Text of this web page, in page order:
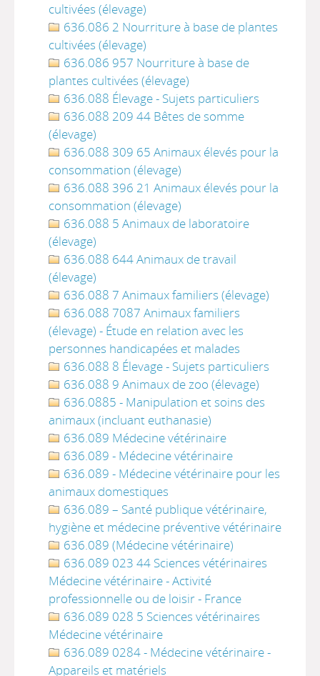
cultivées (élevage)
636.086 2 Nourriture à base de plantes
cultivées (élevage)
636.086 957 Nourriture à base de
plantes cultivées (élevage)
636.088 Élevage - Sujets particuliers
636.088 209 44 Bêtes de somme
(élevage)
636.088 309 65 Animaux élevés pour la
consommation (élevage)
636.088 396 21 Animaux élevés pour la
consommation (élevage)
636.088 5 Animaux de laboratoire
(élevage)
636.088 644 Animaux de travail
(élevage)
636.088 7 Animaux familiers (élevage)
636.088 7087 Animaux familiers
(élevage) - Étude en relation avec les
personnes handicapées et malades
636.088 8 Élevage - Sujets particuliers
636.088 9 Animaux de zoo (élevage)
636.0885 - Manipulation et soins des
animaux (incluant euthanasie)
636.089 Médecine vétérinaire
636.089 - Médecine vétérinaire
636.089 - Médecine vétérinaire pour les
animaux domestiques
636.089 – Santé publique vétérinaire,
hygiène et médecine préventive vétérinaire
636.089 (Médecine vétérinaire)
636.089 023 44 Sciences vétérinaires
Médecine vétérinaire - Activité
professionnelle ou de loisir - France
636.089 028 5 Sciences vétérinaires
Médecine vétérinaire
636.089 0284 - Médecine vétérinaire -
Appareils et matériels